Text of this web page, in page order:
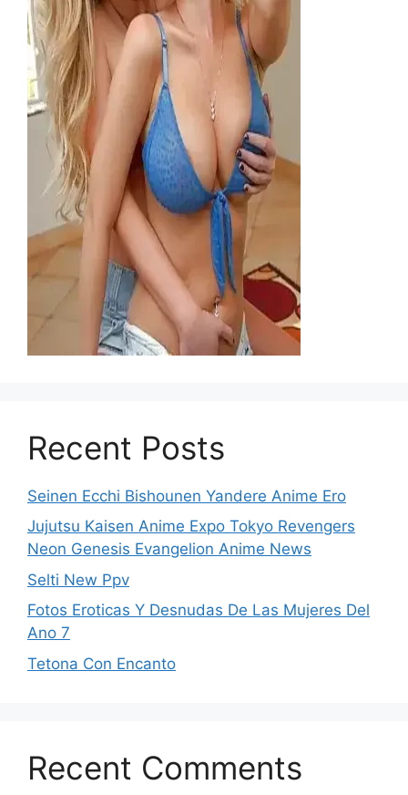
Recent Posts
Seinen Ecchi Bishounen Yandere Anime Ero
Jujutsu Kaisen Anime Expo Tokyo Revengers
Neon Genesis Evangelion Anime News
Selti New Ppv
Fotos Eroticas Y Desnudas De Las Mujeres Del
Ano 7
Tetona Con Encanto
Recent Comments